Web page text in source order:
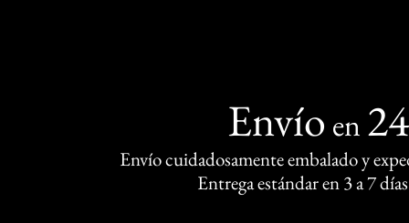
Envío en
Envío cuidadosamente embalado y
Entrega estándar en 3 a 7